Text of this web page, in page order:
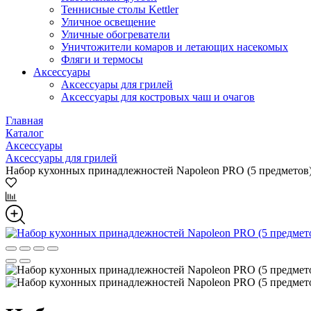
Теннисные столы Kettler
Уличное освещение
Уличные обогреватели
Уничтожители комаров и летающих насекомых
Фляги и термосы
Аксессуары
Аксессуары для грилей
Аксессуары для костровых чаш и очагов
Главная
Каталог
Аксессуары
Аксессуары для грилей
Набор кухонных принадлежностей Napoleon PRO (5